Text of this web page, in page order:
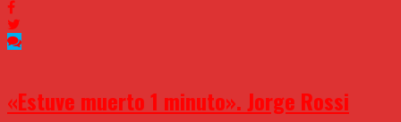
«Estuve muerto 1 minuto». Jorge Rossi